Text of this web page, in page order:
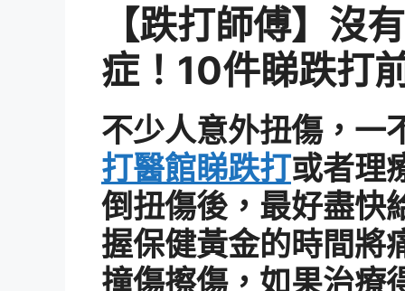
【跌打師傅】沒
症！10件睇跌打
不少人意外扭傷，一
打醫館睇跌打或者理
倒扭傷後，最好盡快
握保健黃金的時間將
撞傷擦傷，如果治療